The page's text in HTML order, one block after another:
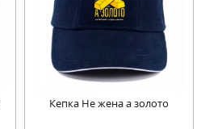
Кепка Не жена а золото